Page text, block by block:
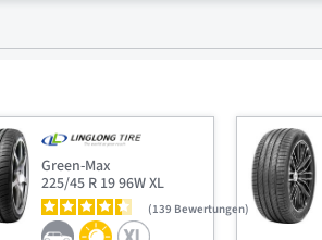
Green-Max
225/45 R 19 96W XL
139 Bewertungen